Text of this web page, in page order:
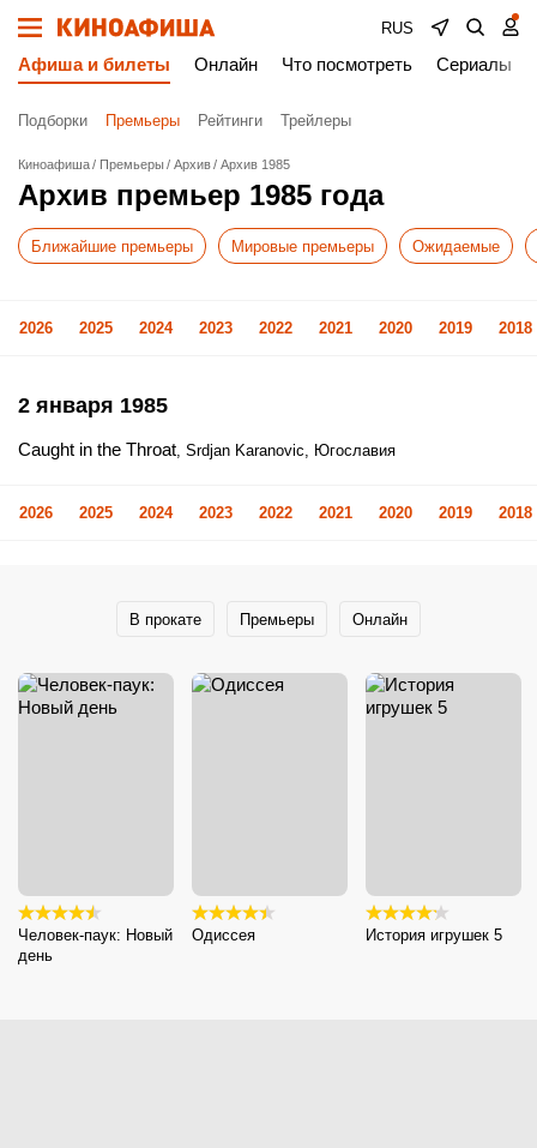
RUS
Афиша и билеты Онлайн Что посмотреть Сериалы
Подборки Премьеры Рейтинги Трейлеры
Киноафиша Премьеры Архив Архив 1985
Архив премьер 1985 года
Ближайшие премьеры Мировые премьеры Ожидаемые
2026 2025 2024 2023 2022 2021 2020 2019 2018
2 января 1985
Caught in the Throat, Srdjan Karanovic, Югославия
2026 2025 2024 2023 2022 2021 2020 2019 2018
В прокате Премьеры Онлайн
Человек-паук: Новый
день
Одиссея История игрушек 5